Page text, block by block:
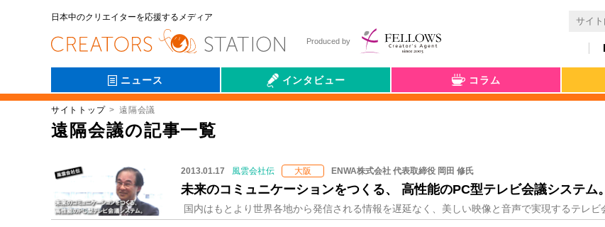
日本中のクリエイターを応援するメディア
Produced by
ニュース インタビュー コラム
サイトトップ 遠隔会議
遠隔会議の記事一覧
2013.01.17 風雲会社伝 大阪 ENWA株式会社 代表取締役 岡田 修氏
未来のコミュニケーションをつくる、 高性能のPC型テレビ会議システム。